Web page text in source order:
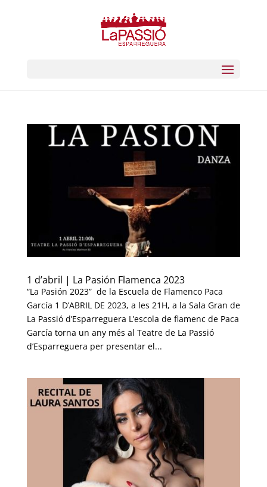
1 d’abril | La Pasión Flamenca 2023
“La Pasión 2023” de la Escuela de Flamenco Paca
García 1 D’ABRIL DE 2023, a les 21H, a la Sala Gran de
La Passió d’Esparreguera L’escola de flamenc de Paca
García torna un any més al Teatre de La Passió
d’Esparreguera per presentar el...